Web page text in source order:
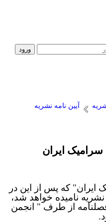
آیین نامه نشریه
ایران
که پس از این در
نامیده خواهد شد،
از طرف " انجمن